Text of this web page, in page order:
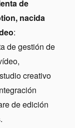
de
nacida
:
de gestión de
creativo
de edición